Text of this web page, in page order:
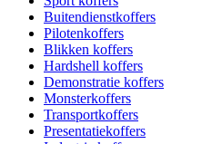
Buitendienstkoffers
Pilotenkoffers
Blikken koffers
Hardshell koffers
Demonstratie koffers
Monsterkoffers
Transportkoffers
Presentatiekoffers